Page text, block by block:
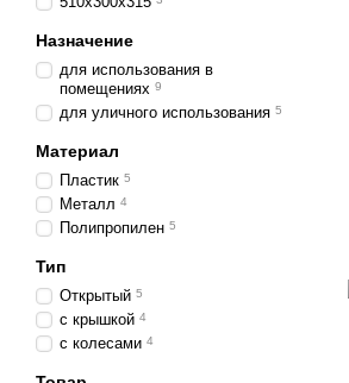
Назначение
для использования в
помещениях 9
для уличного использования 5
Материал
Пластик 5
Металл 4
Полипропилен 5
Тип
Открытый 5
с крышкой 4
с колесами 4